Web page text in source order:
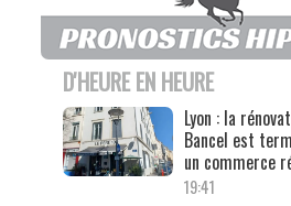
D'HEURE EN HEURE
Lyon : la
Bancel est
un commerce
19:41